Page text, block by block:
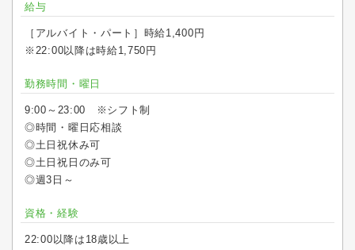
給与
［アルバイト・パート］時給1,400円
※22:00以降は時給1,750円
勤務時間・曜日
9:00～23:00 ※シフト制
◎時間・曜日応相談
◎土日祝休み可
◎土日祝日のみ可
◎週3日～
資格・経験
22:00以降は18歳以上